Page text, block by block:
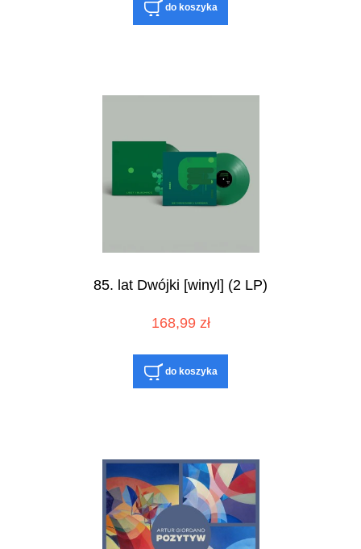
do koszyka
85. lat Dwójki [winyl] (2 LP)
168,99 zł
do koszyka